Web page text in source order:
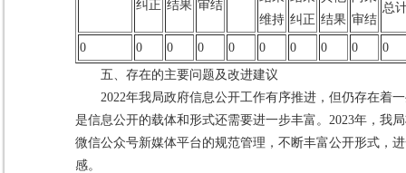
纠正 结果 审结
维持 纠正 结果 审结
总
0 0 0 0 0 0 0 0 0
0
五、存在的主要问题及改进建议
2022年我局政府信息公开工作有序推进，但仍存在着
是信息公开的载体和形式还需要进一步丰富。2023年，我
微信公众号新媒体平台的规范管理，不断丰富公开形式，
感。